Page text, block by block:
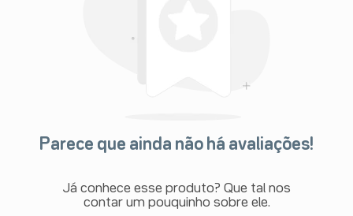
Parece que ainda não há avaliações!
Já conhece esse produto? Que tal nos
contar um pouquinho sobre ele.